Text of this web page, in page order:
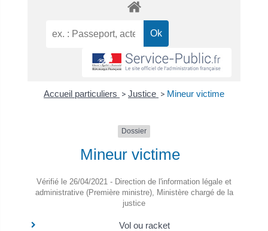
Accueil particuliers > Justice > Mineur victime
Dossier
Mineur victime
Vérifié le 26/04/2021 - Direction de l'information légale et
administrative (Première ministre), Ministère chargé de la
justice
Vol ou racket